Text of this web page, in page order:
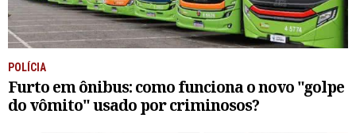
POLÍCIA
Furto em ônibus: como funciona o novo "golpe
do vômito" usado por criminosos?